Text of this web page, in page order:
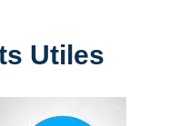
Utiles